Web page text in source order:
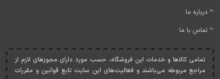
درباره ما
تماس با ما
تمامی کالاها و خدمات اين فروشگاه، حسب مورد دارای مجوزهای لازم از
مراجع مربوطه می‌باشند و فعاليت‌های اين سايت تابع قوانين و مقررات